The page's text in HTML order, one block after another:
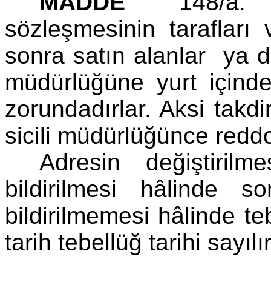
sözleşmesinin tarafları
sonra satın alanlar ya
müdürlüğüne yurt
zorundadırlar. Aksi
sicili müdürlüğünce
Adresin
bildirilmesi hâlinde
bildirilmemesi hâlinde
tarih tebellüğ tarihi